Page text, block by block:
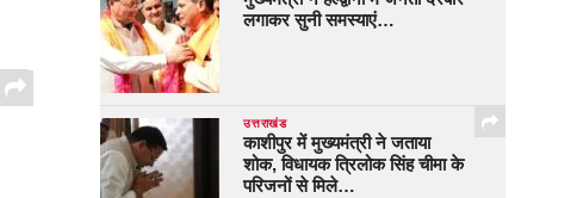
लगाकर सुनी समस्याएं…
उत्तराखंड
काशीपुर में मुख्यमंत्री ने जताया
शोक, विधायक त्रिलोक सिंह चीमा के
परिजनों से मिले…